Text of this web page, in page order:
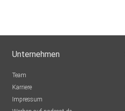
Unternehmen
Team
Karriere
Impressum